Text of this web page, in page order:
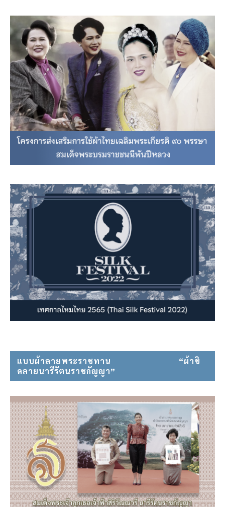
แบบผ้าลายพระราชทาน⠀⠀⠀⠀⠀⠀⠀⠀⠀⠀ “ผ้าขิ
ดลายนารีรัตนราชกัญญา”